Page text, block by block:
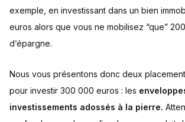
exemple, en investissant dans un bien
euros alors que vous ne mobilisez “que”
d’épargne.
Nous vous présentons donc deux
pour investir 300 000 euros : les
investissements adossés à la pierre.